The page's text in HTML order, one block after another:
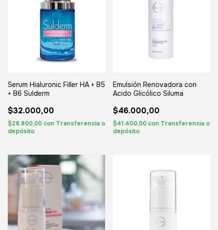
Serum Hialuronic Filler HA + B5
+ B6 Sulderm
$32.000,00
$28.800,00 con Transferencia o
depósito
Emulsión Renovadora con
Acido Glicólico Siluma
$46.000,00
$41.400,00 con Transferencia o
depósito